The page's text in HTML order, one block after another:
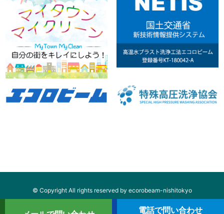
電話で問い合わせ
© Copyright All rights reserved by ecorobeam-nishitokyo